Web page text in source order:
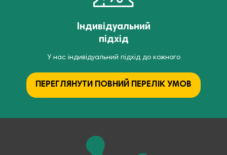
Індивідуальний
підхід
У нас індивідуальний підхід до кожного
ПЕРЕГЛЯНУТИ ПОВНИЙ ПЕРЕЛІК УМОВ